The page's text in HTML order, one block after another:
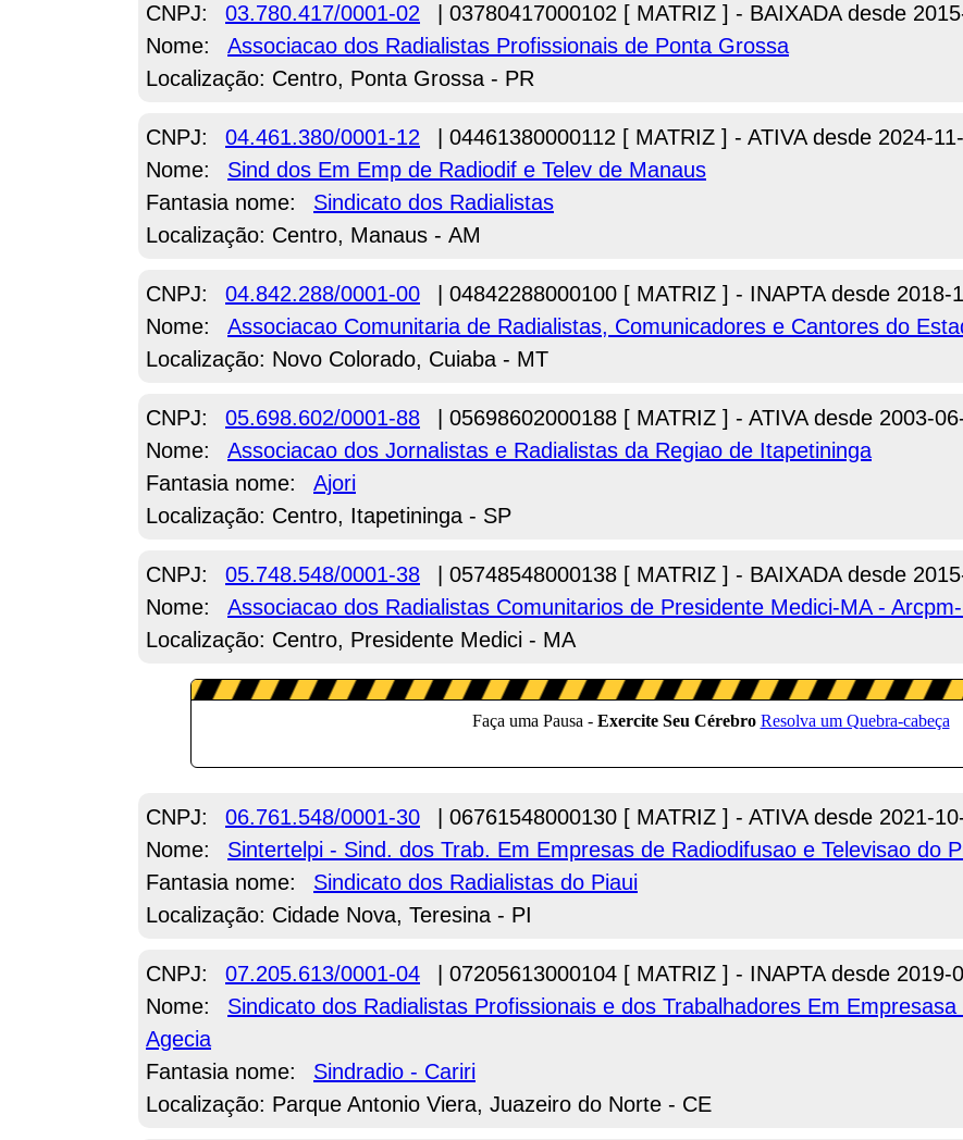
CNPJ: 03.780.417/0001-02
| 03780417000102 [ MATRIZ ] - BAIXADA desde
Nome:
Associacao dos Radialistas Profissionais de Ponta Grossa
Localização: Centro, Ponta Grossa - PR
CNPJ: 04.461.380/0001-12
| 04461380000112 [ MATRIZ ] - ATIVA desde 2024-
Nome:
Sind dos Em Emp de Radiodif e Telev de Manaus
Fantasia nome:
Sindicato dos Radialistas
Localização: Centro, Manaus - AM
CNPJ: 04.842.288/0001-00
| 04842288000100 [ MATRIZ ] - INAPTA desde 2018-
Nome:
Associacao Comunitaria de Radialistas, Comunicadores e Cantores do
Localização: Novo Colorado, Cuiaba - MT
CNPJ: 05.698.602/0001-88
| 05698602000188 [ MATRIZ ] - ATIVA desde 2003-
Nome:
Associacao dos Jornalistas e Radialistas da Regiao de Itapetininga
Fantasia nome:
Ajori
Localização: Centro, Itapetininga - SP
CNPJ: 05.748.548/0001-38
| 05748548000138 [ MATRIZ ] - BAIXADA desde
Nome:
Associacao dos Radialistas Comunitarios de Presidente Medici-MA -
Localização: Centro, Presidente Medici - MA
CNPJ: 06.761.548/0001-30
| 06761548000130 [ MATRIZ ] - ATIVA desde 2021-
Nome:
Sintertelpi - Sind. dos Trab. Em Empresas de Radiodifusao e Televisao do
Fantasia nome:
Sindicato dos Radialistas do Piaui
Localização: Cidade Nova, Teresina - PI
CNPJ: 07.205.613/0001-04
| 07205613000104 [ MATRIZ ] - INAPTA desde 2019-
Nome:
Sindicato dos Radialistas Profissionais e dos Trabalhadores Em
Agecia
Fantasia nome:
Sindradio - Cariri
Localização: Parque Antonio Viera, Juazeiro do Norte - CE